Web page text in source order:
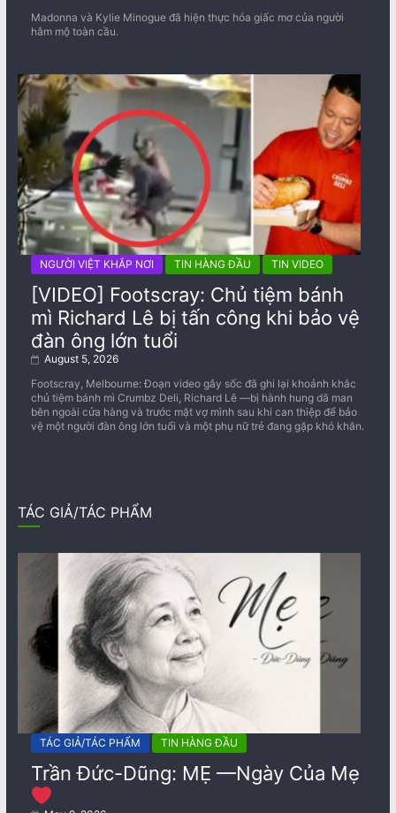
Madonna và Kylie Minogue đã hiện thực hóa giấc mơ của người
hâm mộ toàn cầu.
NGƯỜI VIỆT KHẮP NƠI TIN HÀNG ĐẦU TIN VIDEO
[VIDEO] Footscray: Chủ tiệm bánh
mì Richard Lê bị tấn công khi bảo vệ
đàn ông lớn tuổi
August 5, 2026
Footscray, Melbourne: Đoạn video gây sốc đã ghi lại khoảnh khắc
chủ tiệm bánh mì Crumbz Deli, Richard Lê —bị hành hung dã man
bên ngoài cửa hàng và trước mặt vợ mình sau khi can thiệp để bảo
vệ một người đàn ông lớn tuổi và một phụ nữ trẻ đang gặp khó khăn.
TÁC GIẢ/TÁC PHẨM
TÁC GIẢ/TÁC PHẨM TIN HÀNG ĐẦU
Trần Đức-Dũng: MẸ —Ngày Của Mẹ